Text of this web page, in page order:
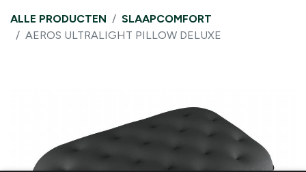
ALLE PRODUCTEN
SLAAPCOMFORT
AEROS ULTRALIGHT PILLOW DELUXE